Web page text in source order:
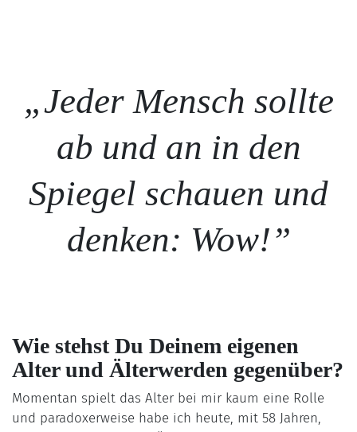
„Jeder Mensch sollte
ab und an in den
Spiegel schauen und
denken: Wow!”
Wie stehst Du Deinem eigenen
Alter und Älterwerden gegenüber?
Momentan spielt das Alter bei mir kaum eine Rolle
und paradoxerweise habe ich heute, mit 58 Jahren,